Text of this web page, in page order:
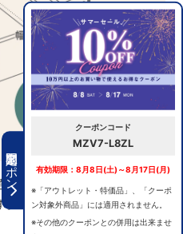
期間限定クーポン
クーポンコード
MZV7-L8ZL
有効期限：8月8日(土)～8月17日(月)
※「アウトレット・特価品」、「クーポ
ン対象外商品」には適用されません。
※その他のクーポンとの併用は出来ませ
いただけます。※イメージ